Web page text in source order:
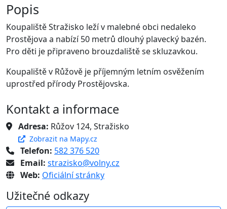
Popis
Koupaliště Stražisko leží v malebné obci nedaleko
Prostějova a nabízí 50 metrů dlouhý plavecký bazén.
Pro děti je připraveno brouzdaliště se skluzavkou.
Koupaliště v Růžově je příjemným letním osvěžením
uprostřed přírody Prostějovska.
Kontakt a informace
Adresa: Růžov 124, Stražisko
Zobrazit na Mapy.cz
Telefon: 582 376 520
Email: strazisko@volny.cz
Web: Oficiální stránky
Užitečné odkazy